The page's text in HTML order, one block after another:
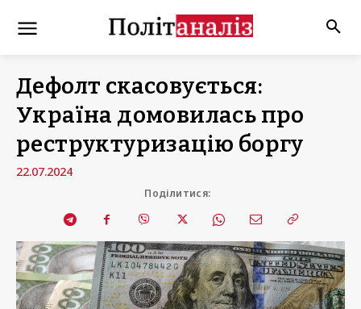
Дефолт скасовується:
Україна домовилась про
реструктуризацію боргу
22.07.2024
Поділитися: